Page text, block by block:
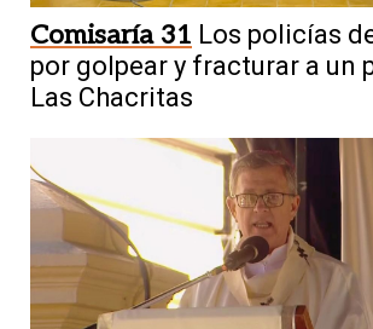
Comisaría 31 Los policías
por golpear y fracturar a un
Las Chacritas